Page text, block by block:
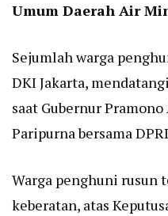
Umum Daerah Air
Sejumlah warga
DKI Jakarta,
saat Gubernur
Paripurna bersama
Warga penghuni rusun
keberatan, atas